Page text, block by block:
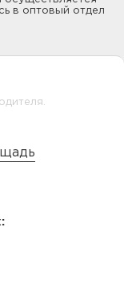
в оптовый отдел